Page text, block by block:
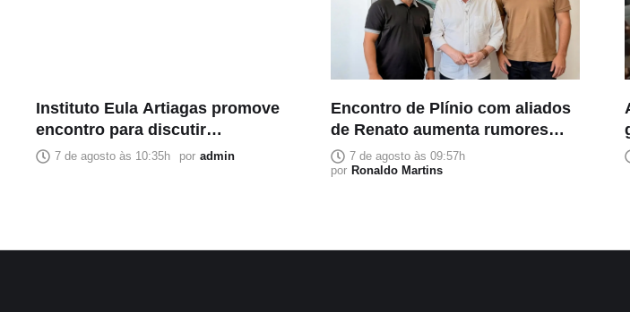
Instituto Eula Artiagas promove
encontro para discutir
melhorias para o bairro
7 de agosto às 10:35h por admin
Encontro de Plínio com aliados
de Renato aumenta rumores
sobre segundo voto ao Senado
7 de agosto às 09:57h
por Ronaldo Martins